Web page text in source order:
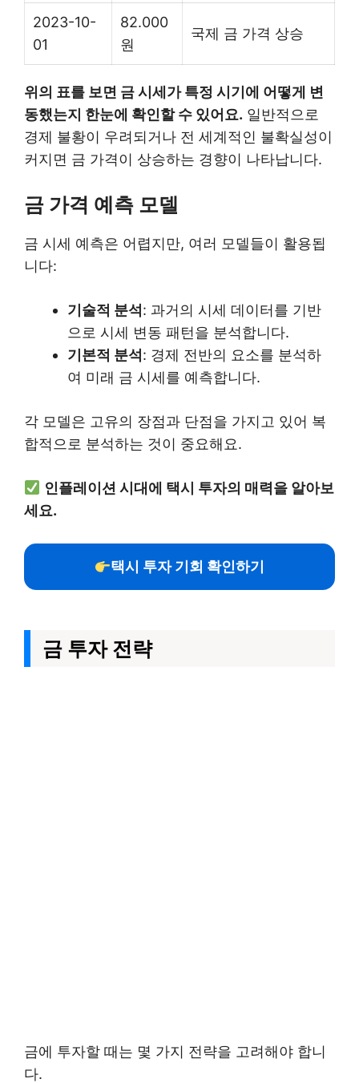
2023-10-
01
82.000
원
국제 금 가격 상승
위의 표를 보면 금 시세가 특정 시기에 어떻게 변
동했는지 한눈에 확인할 수 있어요. 일반적으로
경제 불황이 우려되거나 전 세계적인 불확실성이
커지면 금 가격이 상승하는 경향이 나타납니다.
금 가격 예측 모델
금 시세 예측은 어렵지만, 여러 모델들이 활용됩
니다:
기술적 분석 : 과거의 시세 데이터를 기반
으로 시세 변동 패턴을 분석합니다.
기본적 분석 : 경제 전반의 요소를 분석하
여 미래 금 시세를 예측합니다.
각 모델은 고유의 장점과 단점을 가지고 있어 복
합적으로 분석하는 것이 중요해요.
인플레이션 시대에 택시 투자의 매력을 알아보
세요.
택시 투자 기회 확인하기
금 투자 전략
금에 투자할 때는 몇 가지 전략을 고려해야 합니
다.